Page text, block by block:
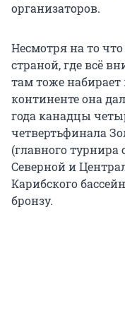
организаторов.
Несмотря на то
страной, где всё
там тоже
континенте она
года канадцы
четвертьфинала
(главного турнира
Северной и
Карибского
бронзу.